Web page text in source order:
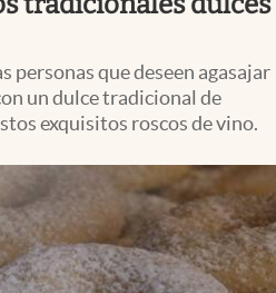
personas que deseen agasajar
un dulce tradicional de
exquisitos roscos de vino.